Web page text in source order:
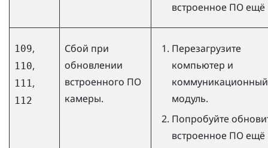
встроенное ПО ещё
109,
110,
111,
112
Сбой при
обновлении
встроенного ПО
камеры.
Перезагрузите
компьютер и
коммуникационный
модуль.
Попробуйте
встроенное ПО ещё